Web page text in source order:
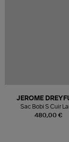
480,00 €
JEROME
Sac Bobi S Cuir
Champagne